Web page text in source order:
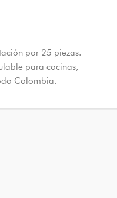
por 25 piezas.
para cocinas,
Colombia.